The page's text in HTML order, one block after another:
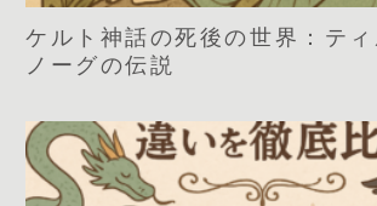
ケルト神話の死後の世界：ティ
ノーグの伝説